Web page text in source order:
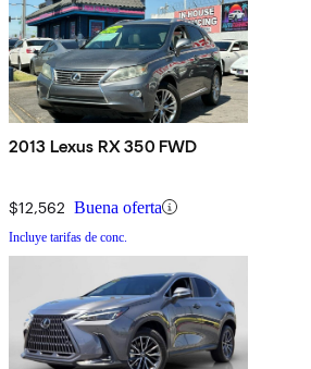
2013 Lexus RX 350 FWD
$12,562 Buena oferta
Incluye tarifas de conc.